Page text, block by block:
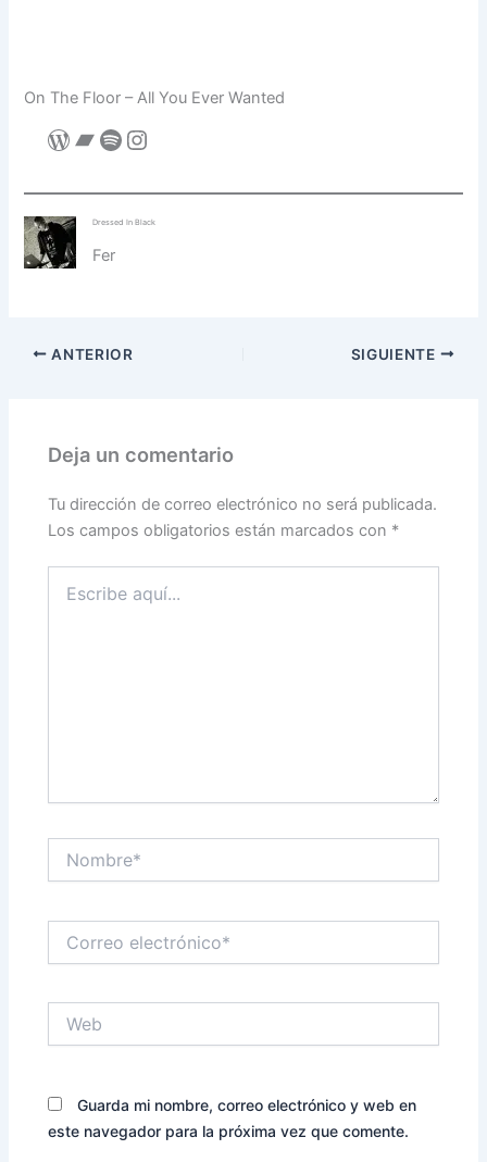
On The Floor – All You Ever Wanted
Dressed In Black
Fer
ANTERIOR SIGUIENTE
Deja un comentario
Tu dirección de correo electrónico no será publicada.
Los campos obligatorios están marcados con *
aquí...
electrónico*
Guarda mi nombre, correo electrónico y web en
este navegador para la próxima vez que comente.